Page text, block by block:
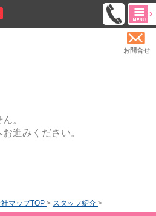
お問合せ
。
お進みください。
マップTOP > スタッフ紹介 >